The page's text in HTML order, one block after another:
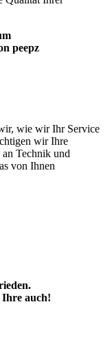
peepz
wie wir Ihr Service
wir Ihre
Technik und
von Ihnen
Ihre auch!